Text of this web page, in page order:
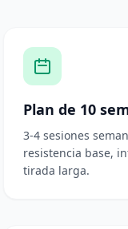
Plan de 10
3-4 sesiones
resistencia base,
tirada larga.